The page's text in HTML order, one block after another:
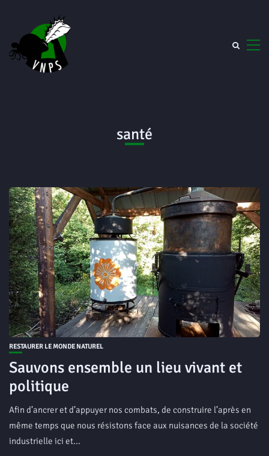
santé
RESTAURER LE MONDE NATUREL
Sauvons ensemble un lieu vivant et
politique
Afin d’ancrer et d’appuyer nos combats, de construire l’après en
même temps que nous résistons face aux nuisances de la société
industrielle ici et...